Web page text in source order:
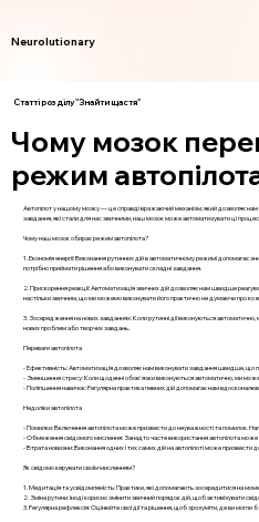
Neurolutionary
Статті розділу "Знайти щастя"
Чому мозок
режим
Автопілот у нашому мозку — це справді вражаючий механізм, який дозволяє нам
завдання, які стали для нас звичними, наш мозок може автоматизувати ці
Чому наш мозок обирає режим автопілота?
1. Економія енергії: Виконання рутинних дій в автоматичному режимі допомагає
потрібно приймати рішення або виконувати складні завдання.
2. Прискорення реакції: Автоматизація звичних дій дозволяє нам швидше
настільки звичним, що ми можемо виконувати його практично не думаючи про
3. Зосередження на нових завданнях: Коли рутинні дії виконуються
нових проблем або творчих завдань.
Переваги автопілота
- Ефективність: Автоматизація дозволяє нам виконувати завдання швидше, що
- Зменшення стресу: Коли щоденні обов'язки виконуються автоматично, ми
- Поліпшення навичок: Регулярна практика певних дій допомагає нам
Недоліки автопілота
- Помилки: Включення автопілота може призвести до неуважності та помилок.
- Обмеження свідомого мислення: Занадто часте використання автопілота може
- Втрата новизни: Виконання одних і тих самих дій на автопілоті може призвести
Як свідомо керувати своїм мисленням?
1. Медитація та усвідомленість: Практики, які допомагають зосередитися на
2. Зміна рутини: Іноді корисно змінити звичний порядок дій, щоб активізувати
3. Регулярна рефлексія: Оцінюйте свої дії та рішення, щоб зрозуміти, де ви могли